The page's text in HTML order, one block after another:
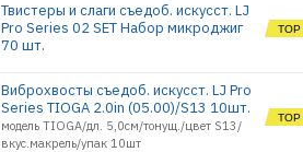
Твистеры и слаги съедоб. искусст. LJ
Pro Series 02 SET Набор микроджиг
70 шт.
Виброхвосты съедоб. искусст. LJ Pro
Series TIOGA 2.0in (05.00)/S13 10шт.
модель TIOGA/дл. 5,0см/тонущ./цвет S13/
вкус.макрель/упак 10шт